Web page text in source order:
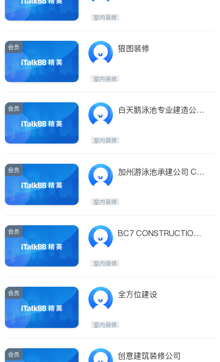
Riverside
Santa Barbara & Monterey
室内装修
会员 狼图装修
室内装修
会员
白天鹅泳池专业建造公司
室内装修
会员
加州游泳池承建公司 CA
室内装修
会员
BC7 CONSTRUCTION I
室内装修
会员 全方位建设
室内装修
会员 创意建筑装修公司